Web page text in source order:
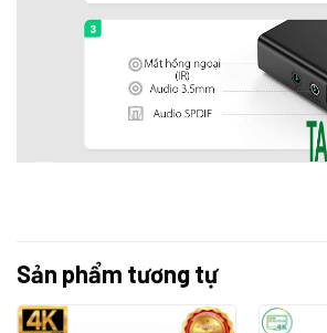
Sản phẩm tương tự